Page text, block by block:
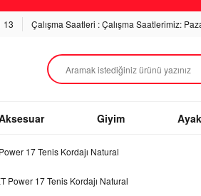
13 Çalışma Saatleri : Çalışma Saatlerimiz:
Giyim
17 Tenis Kordajı Natural